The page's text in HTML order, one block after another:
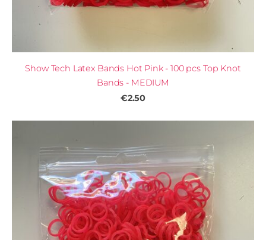
Show Tech Latex Bands Hot Pink - 100 pcs Top Knot
Bands - MEDIUM
€2.50